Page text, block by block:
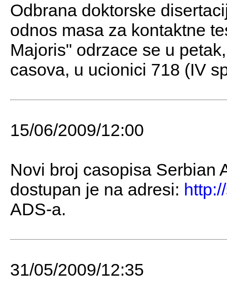
Odbrana doktorske
odnos masa za kontaktne
Majoris" odrzace se u
casova, u ucionici 718 (IV
15/06/2009/12:00
Novi broj casopisa Serbian
dostupan je na adresi:
ADS-a.
31/05/2009/12:35